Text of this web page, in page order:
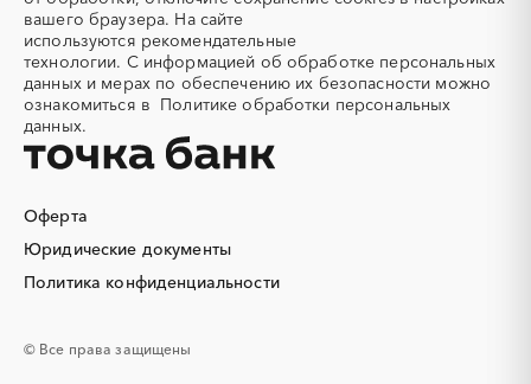
Алюминиевые
конструкции
Алюминий
Аммоний
Ангар
Антенны
Антискалант
Аппараты воздушного
Аренда автобусов
Аренда погрузчика
Аренда спецтехники с
свай
Тюменская область
Удмуртская республика
Ульяновская область
Хабаровский край
Хакасия
Ханты-Мансийский
Автономный округ - Югра
Челябинская область
Чувашская республика
Ярославская область
Оферта
Юридические документы
Политика конфиденциальности
© Все права защищены
вашего браузера. На сайте
используются рекомендательные
технологии. С информацией об обработке персональных
данных и мерах по обеспечению их безопасности можно
ознакомиться в Политике обработки персональных
данных.